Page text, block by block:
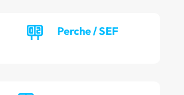
Perche / SEF